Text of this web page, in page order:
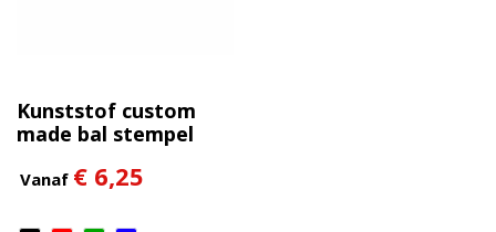
Kunststof custom
made bal stempel
Vanaf € 6,25